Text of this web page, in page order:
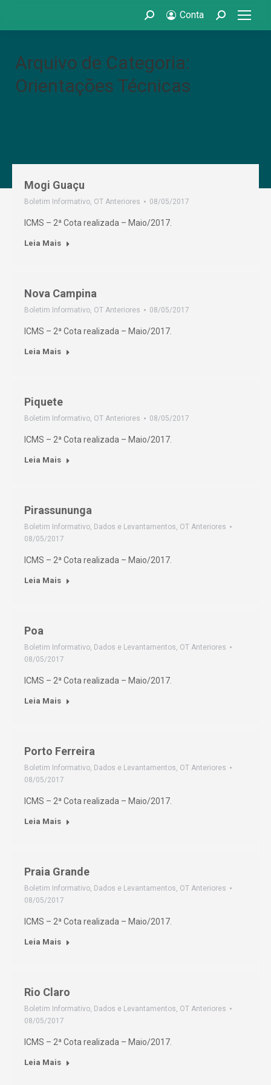
Search: Conta Search:
Arquivo de Categoria:
Orientações Técnicas
Mogi Guaçu
Boletim Informativo, OT Anteriores 08/05/2017
ICMS – 2ª Cota realizada – Maio/2017.
Leia Mais
Nova Campina
Boletim Informativo, OT Anteriores 08/05/2017
ICMS – 2ª Cota realizada – Maio/2017.
Leia Mais
Piquete
Boletim Informativo, OT Anteriores 08/05/2017
ICMS – 2ª Cota realizada – Maio/2017.
Leia Mais
Pirassununga
Boletim Informativo, Dados e Levantamentos, OT Anteriores
08/05/2017
ICMS – 2ª Cota realizada – Maio/2017.
Leia Mais
Poa
Boletim Informativo, Dados e Levantamentos, OT Anteriores
08/05/2017
ICMS – 2ª Cota realizada – Maio/2017.
Leia Mais
Porto Ferreira
Boletim Informativo, Dados e Levantamentos, OT Anteriores
08/05/2017
ICMS – 2ª Cota realizada – Maio/2017.
Leia Mais
Praia Grande
Boletim Informativo, Dados e Levantamentos, OT Anteriores
08/05/2017
ICMS – 2ª Cota realizada – Maio/2017.
Leia Mais
Rio Claro
Boletim Informativo, Dados e Levantamentos, OT Anteriores
08/05/2017
ICMS – 2ª Cota realizada – Maio/2017.
Leia Mais